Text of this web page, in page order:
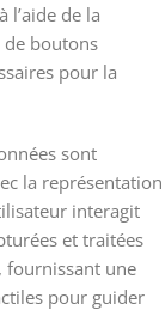
l’aide de la
de boutons
pour la
sont
la représentation
interagit
et traitées
fournissant une
pour guider